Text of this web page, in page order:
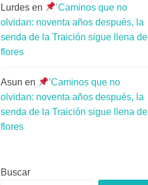
Lurdes en
’Caminos que no
olvidan: noventa años después, la
senda de la Traición sigue llena de
flores
Asun en
’Caminos que no
olvidan: noventa años después, la
senda de la Traición sigue llena de
flores
Buscar